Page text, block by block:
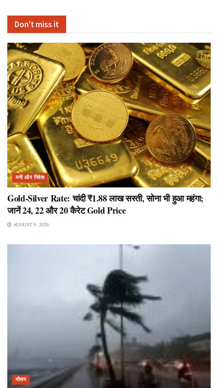
Don't miss it
मनी और निवेश
Gold-Silver Rate: चांदी ₹1.88 लाख सस्ती, सोना भी हुआ महंगा;
जानें 24, 22 और 20 कैरेट Gold Price
AUGUST 9, 2026
मौसम